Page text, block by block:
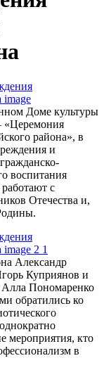
Доме культуры
«Церемония
района», в
и
воспитания
с
Отечества и,
Александр
Куприянов и
Алла Пономаренко
обратились ко
мероприятия, кто
в